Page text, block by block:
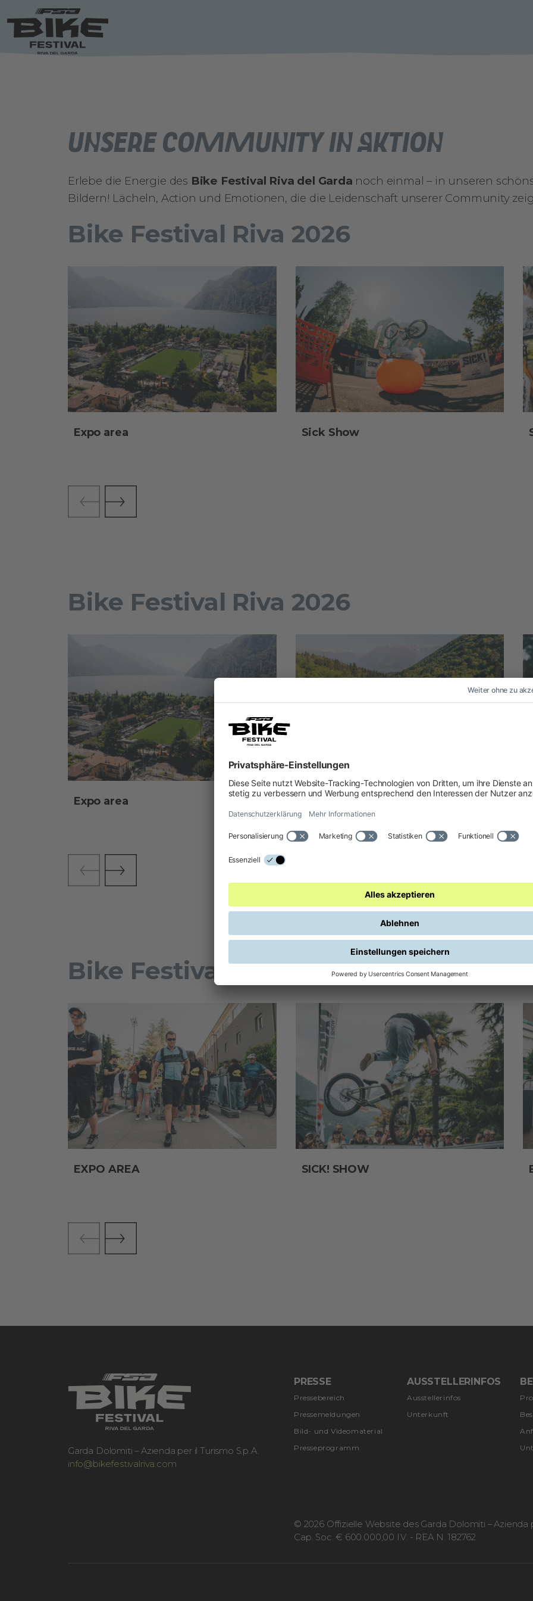
Unsere Community in Aktion
Erlebe die Energie des Bike Festival Riva del Garda noch einmal – in unseren
Bildern! Lächeln, Action und Emotionen, die die Leidenschaft unserer Community
Bike Festival Riva 2026
Expo area Sick Show
Bike Festival Riva 2026
Expo area Bike Marathon
Bike Festival Riva 2025
EXPO AREA SICK! SHOW
Garda Dolomiti – Azienda per il Turismo S.p.A.
info@bikefestivalriva.com
PRESSE
Pressebereich
Pressemeldungen
Bild- und Videomaterial
Presseprogramm
AUSSTELLERINFOS
Ausstellerinfos
Unterkunft
© 2026 Offizielle Website des Garda Dolomiti – Azienda
Cap. Soc. € 600.000,00 I.V. - REA N. 182762